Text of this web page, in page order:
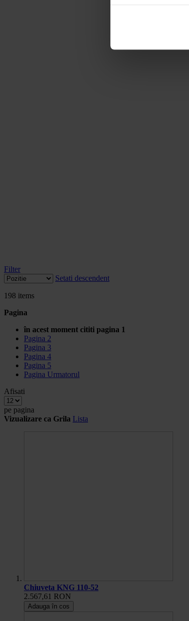
Filter
Setati descendent
198 items
Pagina
în acest moment cititi pagina 1
Pagina 2
Pagina 3
Pagina 4
Pagina 5
Pagina Urmatorul
Afisati
pe pagina
Vizualizare ca Grila Lista
Chiuveta KNG 110-52
2.567,61 RON
Adauga în cos